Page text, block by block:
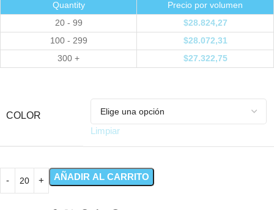
Quantity
Precio por volumen
20 - 99
$28.824,27
100 - 299
$28.072,31
300 +
$27.322,75
COLOR
Limpiar
AÑADIR AL CARRITO